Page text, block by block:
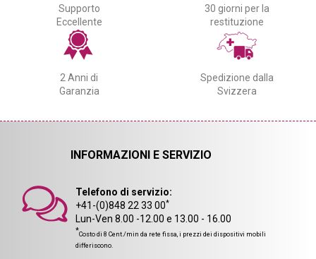
Supporto
Eccellente
30 giorni per la
restituzione
2 Anni di
Garanzia
Spedizione dalla
Svizzera
INFORMAZIONI E SERVIZIO
Telefono di servizio:
+41-(0)848 22 33 00*
Lun-Ven 8.00 -12.00 e 13.00 - 16.00
*Costo di 8 Cent./min da rete fissa, i prezzi dei dispositivi mobili
differiscono.